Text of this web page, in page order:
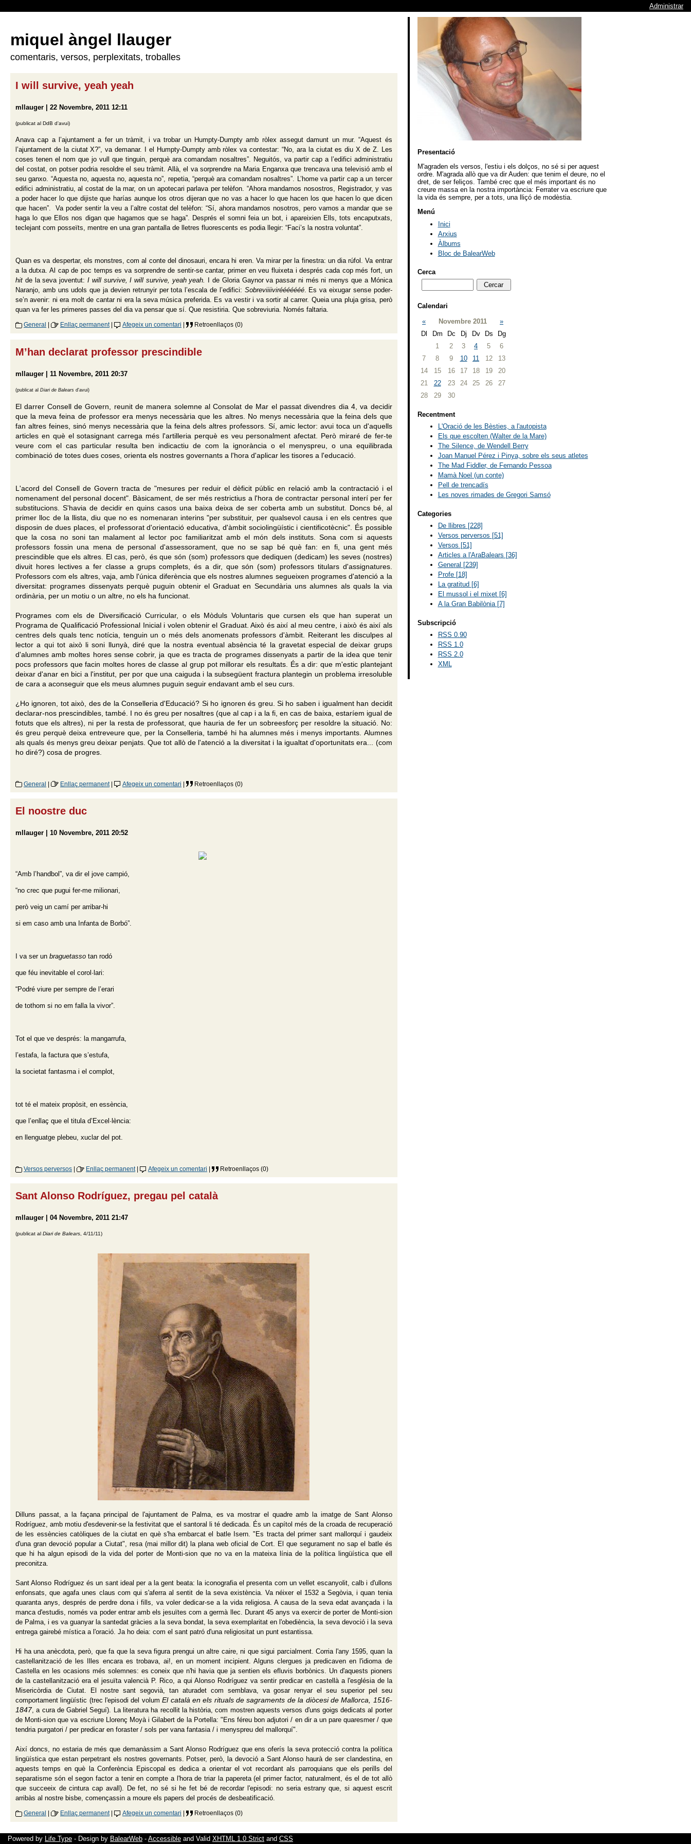
Administrar
miquel àngel llauger
comentaris, versos, perplexitats, troballes
I will survive, yeah yeah
mllauger | 22 Novembre, 2011 12:11
(publicat al DdB d'avui)
Anava cap a l’ajuntament a fer un tràmit, i va trobar un Humpty-Dumpty amb ròlex assegut damunt un mur. “Aquest és
l’ajuntament de la ciutat X?”, va demanar. I el Humpty-Dumpty amb ròlex va contestar: “No, ara la ciutat es diu X de Z. Les
coses tenen el nom que jo vull que tinguin, perquè ara comandam nosaltres”. Neguitós, va partir cap a l’edifici administratiu
del costat, on potser podria resoldre el seu tràmit. Allà, el va sorprendre na Maria Enganxa que trencava una televisió amb el
seu ganxo. “Aquesta no, aquesta no, aquesta no”, repetia, “perquè ara comandam nosaltres”. L’home va partir cap a un tercer
edifici administratiu, al costat de la mar, on un apotecari parlava per telèfon. “Ahora mandamos nosostros, Registrador, y vas
a poder hacer lo que dijiste que harías aunque los otros dijeran que no vas a hacer lo que hacen los que hacen lo que dicen
que hacen”.
Va poder sentir la veu a l’altre costat del telèfon: “Sí, ahora mandamos nosotros, pero vamos a mandar que se
haga lo que Ellos nos digan que hagamos que se haga”. Després el somni feia un bot, i apareixien Ells, tots encaputxats,
teclejant com posseïts, mentre en una gran pantalla de lletres fluorescents es podia llegir: “Faci’s la nostra voluntat”.
Quan es va despertar, els monstres, com al conte del dinosauri, encara hi eren. Va mirar per la finestra: un dia rúfol. Va entrar
a la dutxa. Al cap de poc temps es va sorprendre de sentir-se cantar, primer en veu fluixeta i després cada cop més fort, un
hit de la seva joventut: I will survive, I will survive, yeah yeah.
I de Gloria Gaynor va passar ni més ni menys que a Mónica
Naranjo, amb uns udols que ja devien retrunyir per tota l’escala de l’edifici: Sobreviiiivirééééééé. Es va eixugar sense poder-
se’n avenir: ni era molt de cantar ni era la seva música preferida. Es va vestir i va sortir al carrer. Queia una pluja grisa, però
quan va fer les primeres passes del dia va pensar que sí. Que resistiria. Que sobreviuria. Només faltaria.
General | Enllaç permanent| Afegeix un comentari | Retroenllaços (0)
M’han declarat professor prescindible
mllauger | 11 Novembre, 2011 20:37
(publicat al Diari de Balears d'avui)
El darrer Consell de Govern, reunit de manera solemne al Consolat de Mar el passat divendres dia 4, va decidir
que la meva feina de professor era menys necessària que les altres. No menys necessària que la feina dels que
fan altres feines, sinó menys necessària que la feina dels altres professors. Sí, amic lector: avui toca un d'aquells
articles en què el sotasignant carrega més l'artilleria perquè es veu personalment afectat. Però miraré de fer-te
veure com el cas particular resulta ben indicactiu de com la ignorància o el menyspreu, o una equilibrada
combinació de totes dues coses, orienta els nostres governants a l'hora d'aplicar les tisores a l'educació.
L'acord del Consell de Govern tracta de "mesures per reduir el dèficit públic en relació amb la contractació i el
nomenament del personal docent". Bàsicament, de ser més restrictius a l'hora de contractar personal interí per fer
substitucions. S'havia de decidir en quins casos una baixa deixa de ser coberta amb un substitut. Doncs bé, al
primer lloc de la llista, diu que no es nomenaran interins "per substituir, per qualsevol causa i en els centres que
disposin de dues places, el professorat d'orientació educativa, d'àmbit sociolingüístic i cientificotècnic". És possible
que la cosa no soni tan malament al lector poc familiaritzat amb el món dels instituts. Sona com si aquests
professors fossin una mena de personal d'assessorament, que no se sap bé què fan: en fi, una gent més
prescindible que els altres. El cas, però, és que són (som) professors que dediquen (dedicam) les seves (nostres)
divuit hores lectives a fer classe a grups complets, és a dir, que són (som) professors titulars d'assignatures.
Professors com els altres, vaja, amb l'única diferència que els nostres alumnes segueixen programes d'atenció a la
diversitat: programes dissenyats perquè puguin obtenir el Graduat en Secundària uns alumnes als quals la via
ordinària, per un motiu o un altre, no els ha funcionat.
Programes com els de Diversificació Curricular, o els Mòduls Voluntaris que cursen els que han superat un
Programa de Qualificació Professional Inicial i volen obtenir el Graduat. Això és així al meu centre, i això és així als
centres dels quals tenc notícia, tenguin un o més dels anomenats professors d'àmbit. Reiterant les disculpes al
lector a qui tot això li soni llunyà, diré que la nostra eventual absència té la gravetat especial de deixar grups
d'alumnes amb moltes hores sense cobrir, ja que es tracta de programes dissenyats a partir de la idea que tenir
pocs professors que facin moltes hores de classe al grup pot millorar els resultats. És a dir: que m'estic plantejant
deixar d'anar en bici a l'institut, per por que una caiguda i la subsegüent fractura plantegin un problema irresoluble
de cara a aconseguir que els meus alumnes puguin seguir endavant amb el seu curs.
¿Ho ignoren, tot això, des de la Conselleria d'Educació? Si ho ignoren és greu. Si ho saben i igualment han decidit
declarar-nos prescindibles, també. I no és greu per nosaltres (que al cap i a la fi, en cas de baixa, estaríem igual de
fotuts que els altres), ni per la resta de professorat, que hauria de fer un sobreesforç per resoldre la situació. No:
és greu perquè deixa entreveure que, per la Conselleria, també hi ha alumnes més i menys importants. Alumnes
als quals és menys greu deixar penjats. Que tot allò de l'atenció a la diversitat i la igualtat d'oportunitats era... (com
ho diré?) cosa de progres.
General | Enllaç permanent| Afegeix un comentari | Retroenllaços (0)
El noostre duc
mllauger | 10 Novembre, 2011 20:52
“Amb l’handbol”, va dir el jove campió,
“no crec que pugui fer-me milionari,
però veig un camí per arribar-hi
si em caso amb una Infanta de Borbó”.
I va ser un braguetasso tan rodó
que féu inevitable el corol·lari:
“Podré viure per sempre de l’erari
de tothom si no em falla la vivor”.
Tot el que ve després: la mangarrufa,
l’estafa, la factura que s’estufa,
la societat fantasma i el complot,
tot té el mateix propòsit, en essència,
que l’enllaç que el titula d’Excel·lència:
en llenguatge plebeu, xuclar del pot.
Versos perversos | Enllaç permanent| Afegeix un comentari | Retroenllaços (0)
Sant Alonso Rodríguez, pregau pel català
mllauger | 04 Novembre, 2011 21:47
(publicat al Diari de Balears, 4/11/11)
Dilluns passat, a la façana principal de l'ajuntament de Palma, es va mostrar el quadre amb la imatge de Sant Alonso
Rodríguez, amb motiu d'esdevenir-se la festivitat que el santoral li té dedicada. És un capítol més de la croada de recuperació
de les essències catòliques de la ciutat en què s'ha embarcat el batle Isern. "Es tracta del primer sant mallorquí i gaudeix
d'una gran devoció popular a Ciutat", resa (mai millor dit) la plana web oficial de Cort. El que segurament no sap el batle és
que hi ha algun episodi de la vida del porter de Monti-sion que no va en la mateixa línia de la política lingüística que ell
preconitza.
Sant Alonso Rodríguez és un sant ideal per a la gent beata: la iconografia el presenta com un vellet escanyolit, calb i d'ullons
enfonsats, que agafa unes claus com qui s'aferra al sentit de la seva existència. Va néixer el 1532 a Segòvia, i quan tenia
quaranta anys, després de perdre dona i fills, va voler dedicar-se a la vida religiosa. A causa de la seva edat avançada i la
manca d'estudis, només va poder entrar amb els jesuïtes com a germà llec. Durant 45 anys va exercir de porter de Monti-sion
de Palma, i es va guanyar la santedat gràcies a la seva bondat, la seva exemplaritat en l'obediència, la seva devoció i la seva
entrega gairebé mística a l'oració. Ja ho deia: com el sant patró d'una religiositat un punt estantissa.
Hi ha una anècdota, però, que fa que la seva figura prengui un altre caire, ni que sigui parcialment. Corria l'any 1595, quan la
castellanització de les Illes encara es trobava, ai!, en un moment incipient. Alguns clergues ja predicaven en l'idioma de
Castella en les ocasions més solemnes: es coneix que n'hi havia que ja sentien els efluvis borbònics. Un d'aquests pioners
de la castellanització era el jesuïta valencià P. Rico, a qui Alonso Rodríguez va sentir predicar en castellà a l'església de la
Misericòrdia de Ciutat. El nostre sant segovià, tan aturadet com semblava, va gosar renyar el seu superior pel seu
comportament lingüístic (trec l'episodi del volum El català en els rituals de sagraments de la diòcesi de Mallorca, 1516-
1847, a cura de Gabriel Seguí). La literatura ha recollit la història, com mostren aquests versos d'uns goigs dedicats al porter
de Monti-sion que va escriure Llorenç Moyà i Gilabert de la Portella: "Ens féreu bon adjutori / en dir a un pare quaresmer / que
tendria purgatori / per predicar en foraster / sols per vana fantasia / i menyspreu del mallorquí".
Així doncs, no estaria de més que demanàssim a Sant Alonso Rodríguez que ens oferís la seva protecció contra la política
lingüística que estan perpetrant els nostres governants. Potser, però, la devoció a Sant Alonso haurà de ser clandestina, en
aquests temps en què la Conferència Episcopal es dedica a orientar el vot recordant als parroquians que els perills del
separatisme són el segon factor a tenir en compte a l'hora de triar la papereta (el primer factor, naturalment, és el de tot allò
que succeeix de cintura cap avall). De fet, no sé si he fet bé de recordar l'episodi: no seria estrany que, si aquest escrit
arribàs al nostre bisbe, començassin a moure els papers del procés de desbeatificació.
General | Enllaç permanent| Afegeix un comentari | Retroenllaços (0)
Presentació
M'agraden els versos, l'estiu i els dolços, no sé si per aquest
ordre. M'agrada allò que va dir Auden: que tenim el deure, no el
dret, de ser feliços. També crec que el més important és no
creure massa en la nostra importància: Ferrater va escriure que
la vida és sempre, per a tots, una lliçó de modèstia.
Menú
Inici
Arxius
Àlbums
Bloc de BalearWeb
Cerca
Calendari
«
Novembre 2011
»
Dl
Dm Dc Dj Dv Ds
Dg
1
2 3 4 5
6
7
8 9 10 11 12
13
14
15 16 17 18 19
20
21
22 23 24 25 26
27
28
29 30
Recentment
L'Oració de les Bèsties, a l'autopista
Els que escolten (Walter de la Mare)
The Silence, de Wendell Berry
Joan Manuel Pérez i Pinya, sobre els seus atletes
The Mad Fiddler, de Fernando Pessoa
Mamà Noel (un conte)
Pell de trencadís
Les noves rimades de Gregori Samsó
Categories
De llibres [228]
Versos perversos [51]
Versos [51]
Articles a l'AraBalears [36]
General [239]
Profe [18]
La gratitud [6]
El mussol i el mixet [6]
A la Gran Babilònia [7]
Subscripció
RSS 0.90
RSS 1.0
RSS 2.0
XML
Powered by Life Type - Design by BalearWeb - Accessible and Valid XHTML 1.0 Strict and CSS